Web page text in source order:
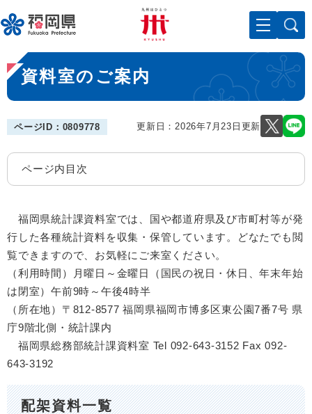
ー
ジ
先
頭
で
メニューを飛ばして本文へ
本
文
資料室のご案内
ページID：0809778 更新日：2026年7月23日更新
ページ内目次
福岡県統計課資料室では、国や都道府県及び市町村等が発
行した各種統計資料を収集・保管しています。どなたでも閲
覧できますので、お気軽にご来室ください。
（利用時間）月曜日～金曜日（国民の祝日・休日、年末年始
は閉室）午前9時～午後4時半
（所在地）〒812-8577 福岡県福岡市博多区東公園7番7号 県
庁9階北側・統計課内
福岡県総務部統計課資料室 Tel 092-643-3152 Fax 092-
643-3192
配架資料一覧